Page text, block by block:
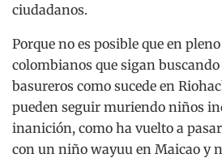
ciudadanos.
Porque no es posible que en
colombianos que sigan
basureros como sucede en
pueden seguir muriendo niños
inanición, como ha vuelto a
con un niño wayuu en Maicao y